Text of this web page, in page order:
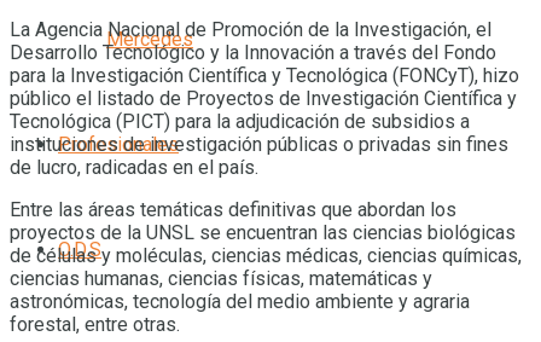
Mercedes
Profesionales
O.D.S
La Agencia Nacional de Promoción de la Investigación, el
Desarrollo Tecnológico y la Innovación a través del Fondo
para la Investigación Científica y Tecnológica (FONCyT), hizo
público el listado de Proyectos de Investigación Científica y
Tecnológica (PICT) para la adjudicación de subsidios a
instituciones de investigación públicas o privadas sin fines
de lucro, radicadas en el país.
Entre las áreas temáticas definitivas que abordan los
proyectos de la UNSL se encuentran las ciencias biológicas
de células y moléculas, ciencias médicas, ciencias químicas,
ciencias humanas, ciencias físicas, matemáticas y
astronómicas, tecnología del medio ambiente y agraria
forestal, entre otras.